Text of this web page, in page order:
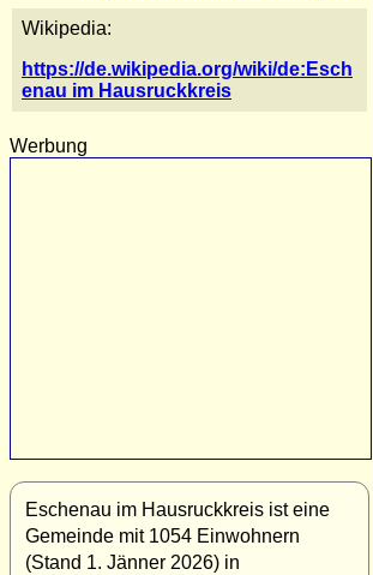
Wikipedia:
https://de.wikipedia.org/wiki/de:Esch
enau im Hausruckkreis
Werbung
Eschenau im Hausruckkreis ist eine
Gemeinde mit 1054 Einwohnern
(Stand 1. Jänner 2026) in